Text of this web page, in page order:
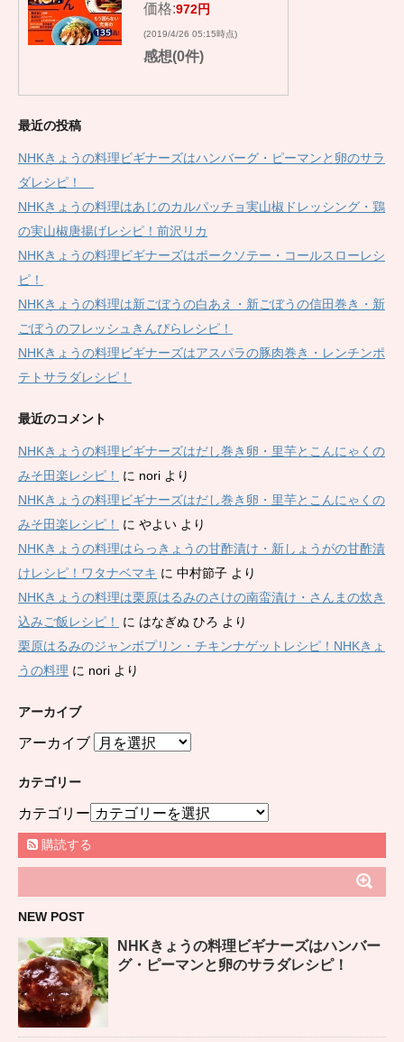
価格:972円
(2019/4/26 05:15時点)
感想(0件)
最近の投稿
NHKきょうの料理ビギナーズはハンバーグ・ピーマンと卵のサラ
ダレシピ！
NHKきょうの料理はあじのカルパッチョ実山椒ドレッシング・鶏
の実山椒唐揚げレシピ！前沢リカ
NHKきょうの料理ビギナーズはポークソテー・コールスローレシ
ピ！
NHKきょうの料理は新ごぼうの白あえ・新ごぼうの信田巻き・新
ごぼうのフレッシュきんぴらレシピ！
NHKきょうの料理ビギナーズはアスパラの豚肉巻き・レンチンポ
テトサラダレシピ！
最近のコメント
NHKきょうの料理ビギナーズはだし巻き卵・里芋とこんにゃくの
みそ田楽レシピ！
に nori より
NHKきょうの料理ビギナーズはだし巻き卵・里芋とこんにゃくの
みそ田楽レシピ！
に やよい より
NHKきょうの料理はらっきょうの甘酢漬け・新しょうがの甘酢漬
けレシピ！ワタナベマキ に 中村節子 より
NHKきょうの料理は栗原はるみのさけの南蛮漬け・さんまの炊き
込みご飯レシピ！
に はなぎぬ ひろ より
栗原はるみのジャンボプリン・チキンナゲットレシピ！NHKきょ
うの料理 に nori より
アーカイブ
アーカイブ
カテゴリー
カテゴリー
購読する
NEW POST
NHKきょうの料理ビギナーズはハンバー
グ・ピーマンと卵のサラダレシピ！